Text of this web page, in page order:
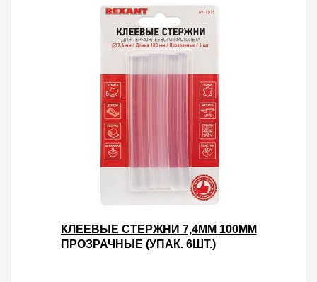
КЛЕЕВЫЕ СТЕРЖНИ 7,4ММ 100ММ
ПРОЗРАЧНЫЕ (УПАК. 6ШТ.)